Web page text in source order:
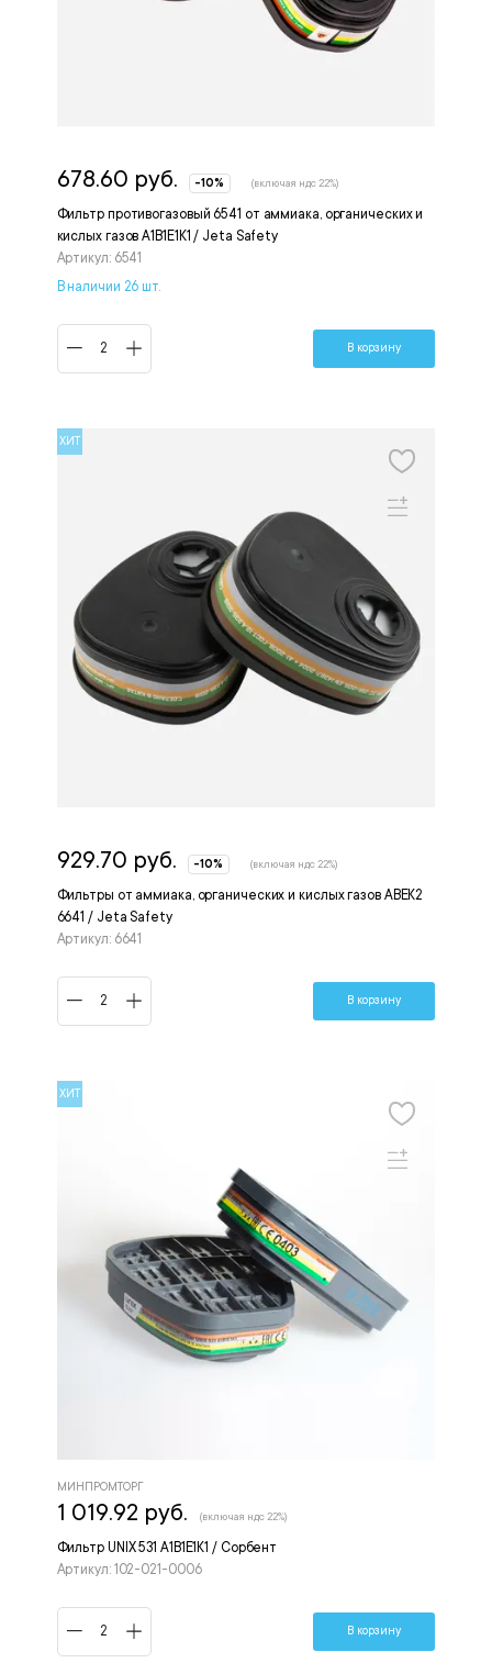
Фильтр противогазовый 6541 от аммиака, органических и
кислых газов A1B1E1K1 / Jeta Safety
Артикул: 6541
678.60 руб. -10% (включая ндс 22%)
В наличии 26 шт.
В корзину
ХИТ
Фильтры от аммиака, органических и кислых газов ABEK2
6641 / Jeta Safety
Артикул: 6641
929.70 руб. -10% (включая ндс 22%)
В корзину
ХИТ
Фильтр UNIX 531 А1В1Е1К1 / Сорбент
Артикул: 102-021-0006
МИНПРОМТОРГ
1 019.92 руб. (включая ндс 22%)
В корзину